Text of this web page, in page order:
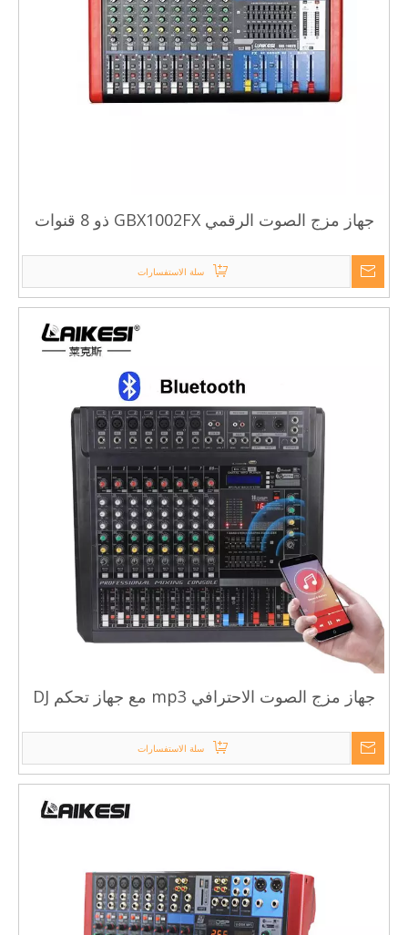
جهاز مزج الصوت الرقمي GBX1002FX ذو 8 قنوات
سلة الاستفسارات
جهاز مزج الصوت الاحترافي mp3 مع جهاز تحكم DJ
سلة الاستفسارات